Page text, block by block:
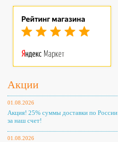
Акции
01.08.2026
Акция! 25% суммы доставки по России
за наш счет!
01.08.2026